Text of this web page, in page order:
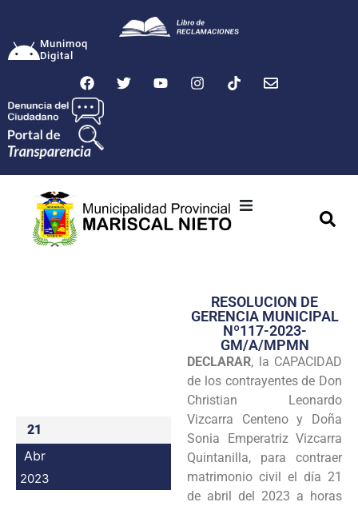
Munimoq
Digital
Transparencia
Seguridad
Programas
Intranet
21
Abr
2023
RESOLUCION DE
GERENCIA MUNICIPAL
Nº117-2023-
GM/A/MPMN
DECLARAR, la CAPACIDAD
de los contrayentes de Don
Christian Leonardo
Vizcarra Centeno y Doña
Sonia Emperatriz Vizcarra
Quintanilla, para contraer
matrimonio civil el día 21
de abril del 2023 a horas